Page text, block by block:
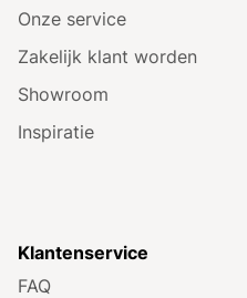
Onze service
Zakelijk klant worden
Showroom
Inspiratie
Klantenservice
FAQ